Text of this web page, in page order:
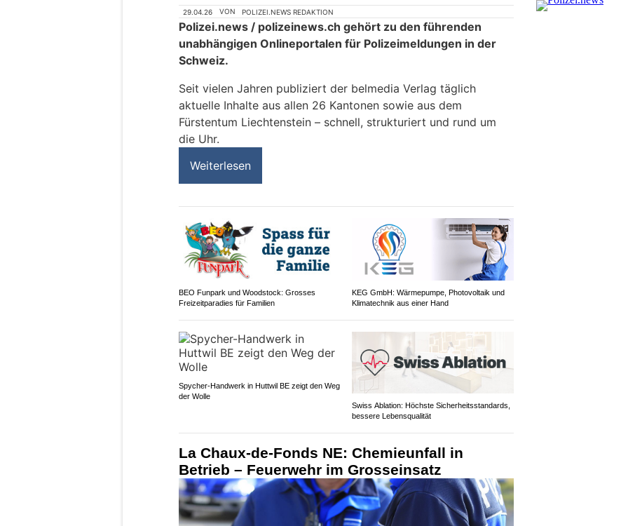
29.04.26 VON POLIZEI.NEWS REDAKTION
Polizei.news / polizeinews.ch gehört zu den führenden
unabhängigen Onlineportalen für Polizeimeldungen in der
Schweiz.
Seit vielen Jahren publiziert der belmedia Verlag täglich
aktuelle Inhalte aus allen 26 Kantonen sowie aus dem
Fürstentum Liechtenstein – schnell, strukturiert und rund um
die Uhr.
Weiterlesen
BEO Funpark und Woodstock: Grosses
Freizeitparadies für Familien
KEG GmbH: Wärmepumpe, Photovoltaik und
Klimatechnik aus einer Hand
Spycher-Handwerk in Huttwil BE zeigt den Weg
der Wolle
Swiss Ablation: Höchste Sicherheitsstandards,
bessere Lebensqualität
La Chaux-de-Fonds NE: Chemieunfall in
Betrieb – Feuerwehr im Grosseinsatz